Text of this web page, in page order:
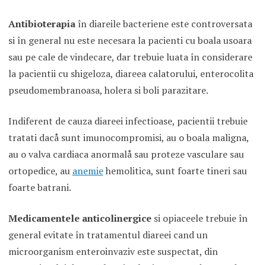
Antibioterapiaîn diareile bacteriene este controversata
si în general nu este necesara la pacienti cu boala usoara
sau pe cale de vindecare, dar trebuie luata în considerare
la pacientii cu shigeloza, diareea calatorului, enterocolita
pseudomembranoasa, holera si boli parazitare.
Indiferent de cauza diareei infectioase, pacientii trebuie
tratati dacå sunt imunocompromisi, au o boala maligna,
au o valva cardiaca anormalå sau proteze vasculare sau
ortopedice, au anemiehemolitica, sunt foarte tineri sau
foarte batrani.
Medicamentele anticolinergicesi opiaceele trebuie în
general evitate în tratamentul diareei cand un
microorganism enteroinvaziv este suspectat, din